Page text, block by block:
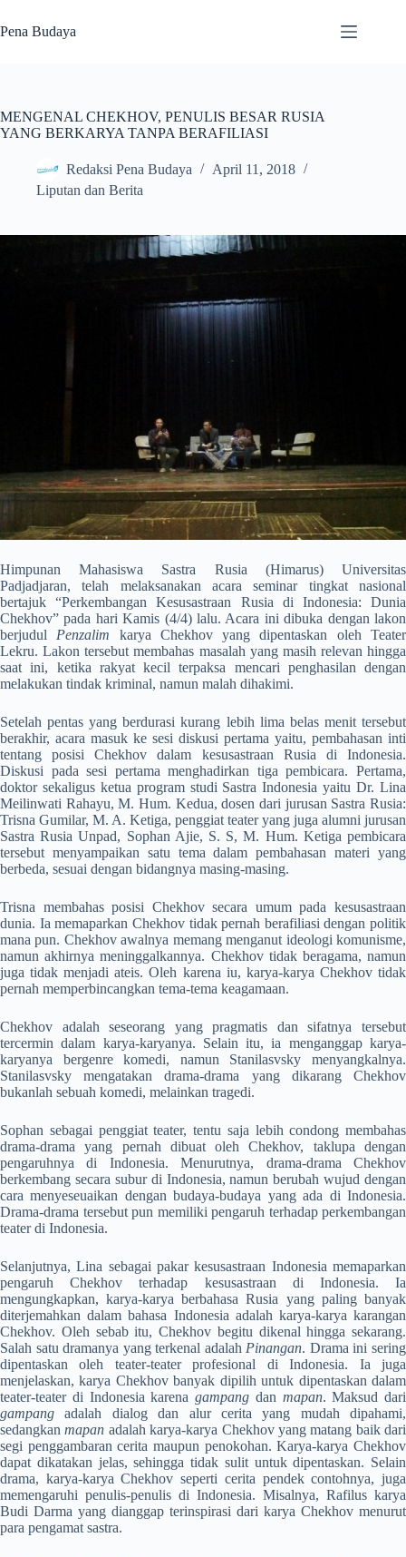
to
content
Pena Budaya
MENGENAL CHEKHOV, PENULIS BESAR RUSIA
YANG BERKARYA TANPA BERAFILIASI
Redaksi Pena Budaya
April 11, 2018
Liputan dan Berita
Himpunan Mahasiswa Sastra Rusia (Himarus) Universitas
Padjadjaran, telah melaksanakan acara seminar tingkat nasional
bertajuk “Perkembangan Kesusastraan Rusia di Indonesia: Dunia
Chekhov” pada hari Kamis (4/4) lalu. Acara ini dibuka dengan lakon
berjudul Penzalim karya Chekhov yang dipentaskan oleh Teater
Lekru. Lakon tersebut membahas masalah yang masih relevan hingga
saat ini, ketika rakyat kecil terpaksa mencari penghasilan dengan
melakukan tindak kriminal, namun malah dihakimi.
Setelah pentas yang berdurasi kurang lebih lima belas menit tersebut
berakhir, acara masuk ke sesi diskusi pertama yaitu, pembahasan inti
tentang posisi Chekhov dalam kesusastraan Rusia di Indonesia.
Diskusi pada sesi pertama menghadirkan tiga pembicara. Pertama,
doktor sekaligus ketua program studi Sastra Indonesia yaitu Dr. Lina
Meilinwati Rahayu, M. Hum. Kedua, dosen dari jurusan Sastra Rusia:
Trisna Gumilar, M. A. Ketiga, penggiat teater yang juga alumni jurusan
Sastra Rusia Unpad, Sophan Ajie, S. S, M. Hum. Ketiga pembicara
tersebut menyampaikan satu tema dalam pembahasan materi yang
berbeda, sesuai dengan bidangnya masing-masing.
Trisna membahas posisi Chekhov secara umum pada kesusastraan
dunia. Ia memaparkan Chekhov tidak pernah berafiliasi dengan politik
mana pun. Chekhov awalnya memang menganut ideologi komunisme,
namun akhirnya meninggalkannya. Chekhov tidak beragama, namun
juga tidak menjadi ateis. Oleh karena iu, karya-karya Chekhov tidak
pernah memperbincangkan tema-tema keagamaan.
Chekhov adalah seseorang yang pragmatis dan sifatnya tersebut
tercermin dalam karya-karyanya. Selain itu, ia menganggap karya-
karyanya bergenre komedi, namun Stanilasvsky menyangkalnya.
Stanilasvsky mengatakan drama-drama yang dikarang Chekhov
bukanlah sebuah komedi, melainkan tragedi.
Sophan sebagai penggiat teater, tentu saja lebih condong membahas
drama-drama yang pernah dibuat oleh Chekhov, taklupa dengan
pengaruhnya di Indonesia. Menurutnya, drama-drama Chekhov
berkembang secara subur di Indonesia, namun berubah wujud dengan
cara menyeseuaikan dengan budaya-budaya yang ada di Indonesia.
Drama-drama tersebut pun memiliki pengaruh terhadap perkembangan
teater di Indonesia.
Selanjutnya, Lina sebagai pakar kesusastraan Indonesia memaparkan
pengaruh Chekhov terhadap kesusastraan di Indonesia. Ia
mengungkapkan, karya-karya berbahasa Rusia yang paling banyak
diterjemahkan dalam bahasa Indonesia adalah karya-karya karangan
Chekhov. Oleh sebab itu, Chekhov begitu dikenal hingga sekarang.
Salah satu dramanya yang terkenal adalah Pinangan. Drama ini sering
dipentaskan oleh teater-teater profesional di Indonesia. Ia juga
menjelaskan, karya Chekhov banyak dipilih untuk dipentaskan dalam
teater-teater di Indonesia karena gampang dan mapan. Maksud dari
gampang adalah dialog dan alur cerita yang mudah dipahami,
sedangkanmapan adalah karya-karya Chekhov yang matang baik dari
segi penggambaran cerita maupun penokohan. Karya-karya Chekhov
dapat dikatakan jelas, sehingga tidak sulit untuk dipentaskan. Selain
drama, karya-karya Chekhov seperti cerita pendek contohnya, juga
memengaruhi penulis-penulis di Indonesia. Misalnya, Rafilus karya
Budi Darma yang dianggap terinspirasi dari karya Chekhov menurut
para pengamat sastra.